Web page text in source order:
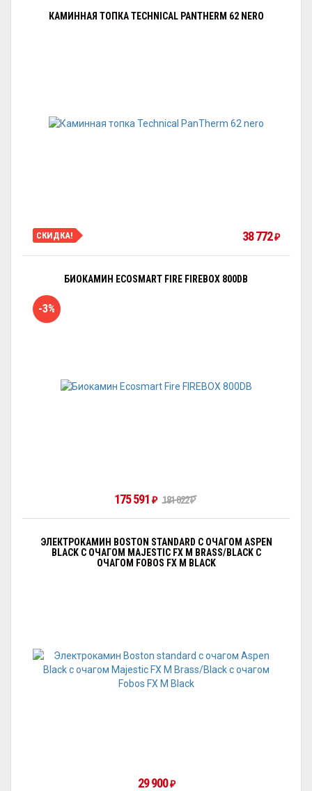
КАМИННАЯ ТОПКА TECHNICAL PANTHERM 62 NERO
СКИДКА! 38 772₽
БИОКАМИН ECOSMART FIRE FIREBOX 800DB
-3%
175 591 ₽ 181 022₽
ЭЛЕКТРОКАМИН BOSTON STANDARD С ОЧАГОМ АSPEN
BLACK С ОЧАГОМ MAJESTIC FX M BRASS/BLACK С
ОЧАГОМ FOBOS FX M BLACK
29 900₽